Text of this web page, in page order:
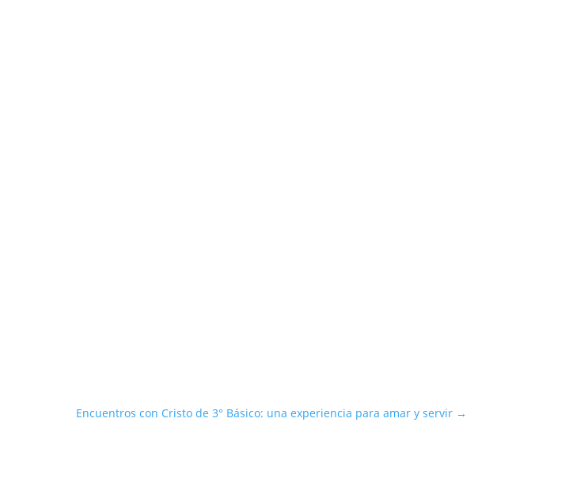
Encuentros con Cristo de 3° Básico: una experiencia para amar y servir→